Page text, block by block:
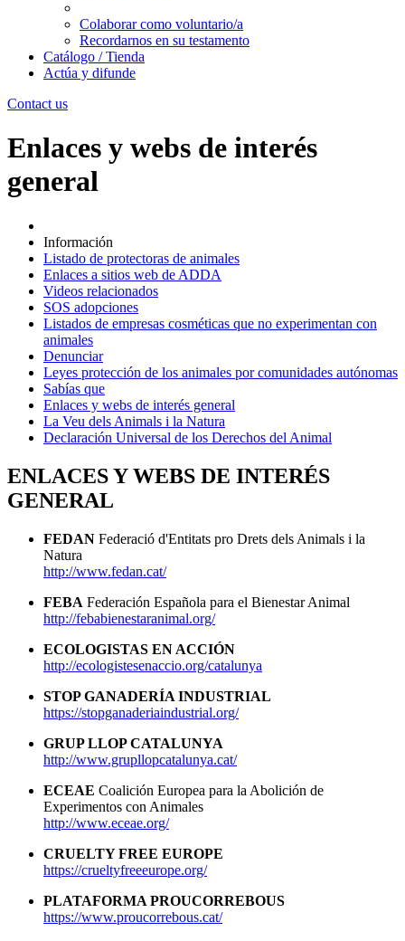
Colaborar como voluntario/a
Recordarnos en su testamento
Catálogo / Tienda
Actúa y difunde
Contact us
Enlaces y webs de interés
general
Información
Listado de protectoras de animales
Enlaces a sitios web de ADDA
Videos relacionados
SOS adopciones
Listados de empresas cosméticas que no experimentan con
animales
Denunciar
Leyes protección de los animales por comunidades autónomas
Sabías que
Enlaces y webs de interés general
La Veu dels Animals i la Natura
Declaración Universal de los Derechos del Animal
ENLACES Y WEBS DE INTERÉS
GENERAL
FEDAN Federació d'Entitats pro Drets dels Animals i la
Natura
http://www.fedan.cat/
FEBA Federación Española para el Bienestar Animal
http://febabienestaranimal.org/
ECOLOGISTAS EN ACCIÓN
http://ecologistesenaccio.org/catalunya
STOP GANADERÍA INDUSTRIAL
https://stopganaderiaindustrial.org/
GRUP LLOP CATALUNYA
http://www.grupllopcatalunya.cat/
ECEAE Coalición Europea para la Abolición de
Experimentos con Animales
http://www.eceae.org/
CRUELTY FREE EUROPE
https://crueltyfreeeurope.org/
PLATAFORMA PROUCORREBOUS
https://www.proucorrebous.cat/